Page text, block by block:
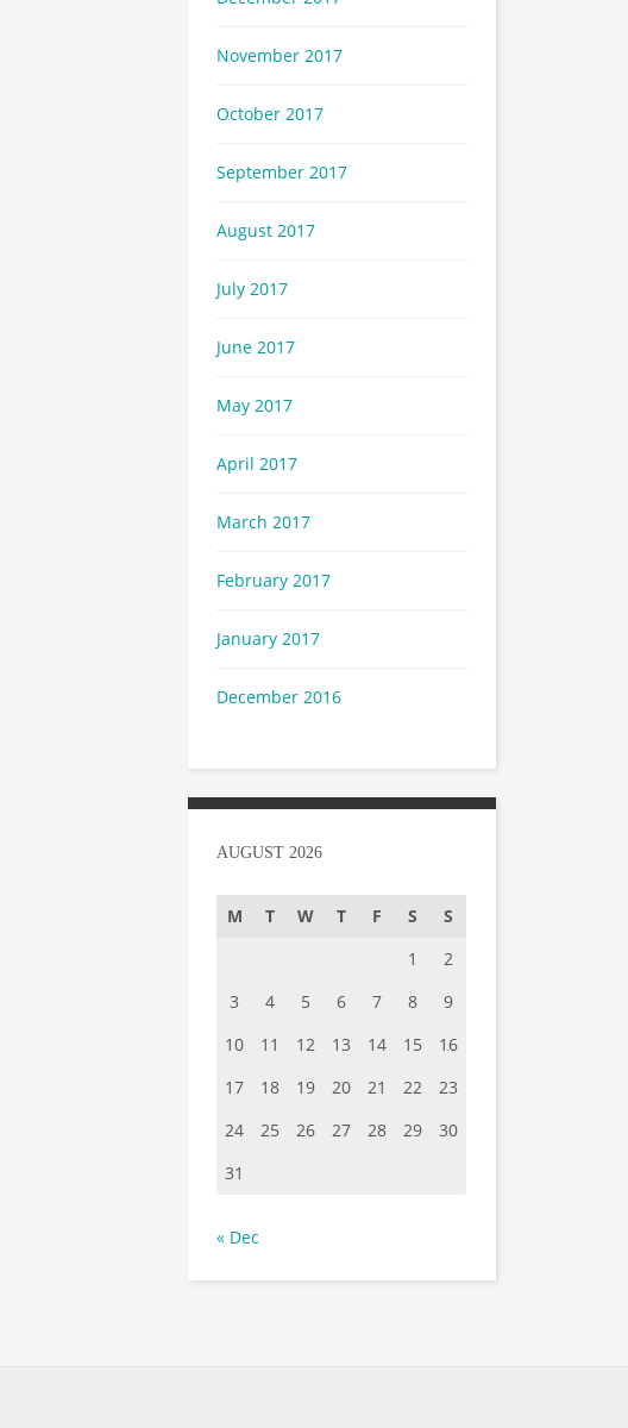
November 2017
October 2017
September 2017
August 2017
July 2017
June 2017
May 2017
April 2017
March 2017
February 2017
January 2017
December 2016
AUGUST 2026
M T W T F S
S
1
2
3
4 5 6 7 8
9
10
11 12 13 14 15
16
17
18 19 20 21 22
23
24
25 26 27 28 29
30
31
« Dec